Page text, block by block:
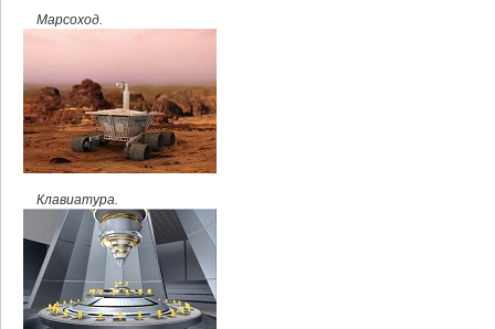
Марсоход.
Клавиатура.